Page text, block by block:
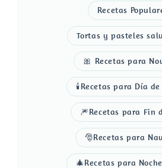
Recetas
Tortas y pasteles
🎀 Recetas para
🕯️Recetas para Día
🎆Recetas para Fin
🎅Recetas para
🎄Recetas para